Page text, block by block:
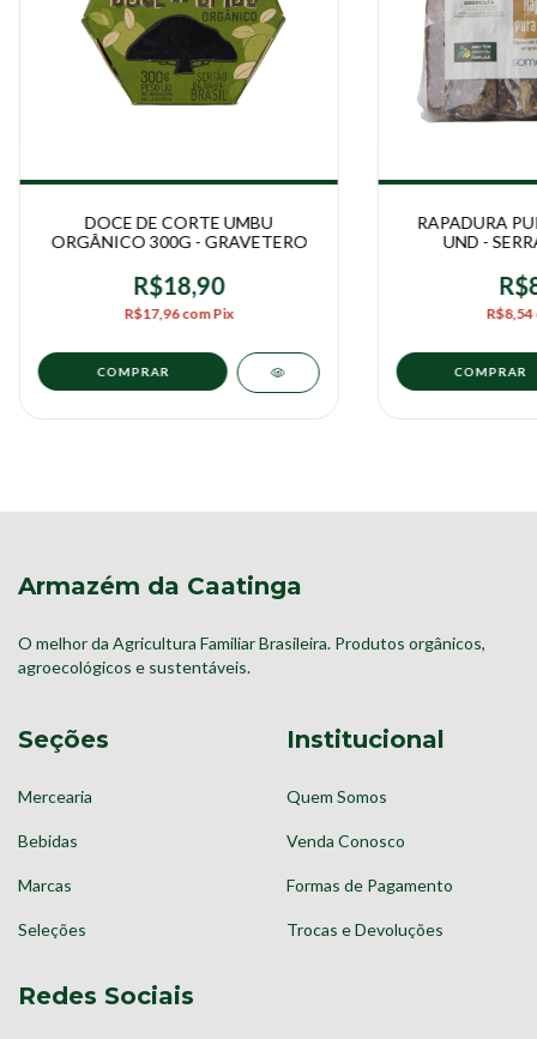
DOCE DE CORTE UMBU
ORGÂNICO 300G - GRAVETERO
R$18,90
R$17,96comPix
RAPADURA
UND -
R$8,54
Armazém da Caatinga
O melhor da Agricultura Familiar Brasileira. Produtos orgânicos,
agroecológicos e sustentáveis.
Seções
Mercearia
Bebidas
Marcas
Seleções
Institucional
Quem Somos
Venda Conosco
Formas de Pagamento
Trocas e Devoluções
Redes Sociais